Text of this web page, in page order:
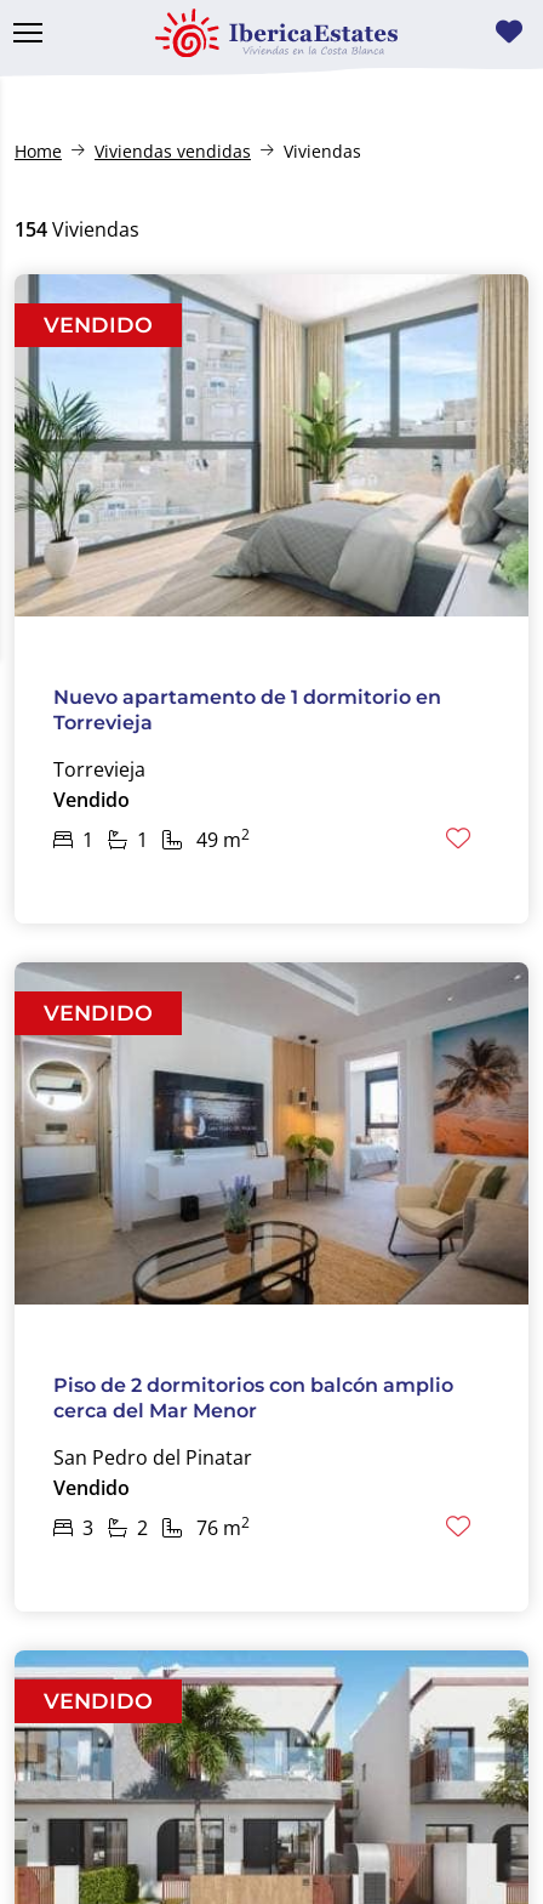
Home Viviendas vendidas Viviendas
154Viviendas
VENDIDO
Nuevo apartamento de 1 dormitorio en
Torrevieja
Torrevieja
Vendido
1
1 49 m2
VENDIDO
Piso de 2 dormitorios con balcón amplio
cerca del Mar Menor
San Pedro del Pinatar
Vendido
3
2 76 m2
VENDIDO